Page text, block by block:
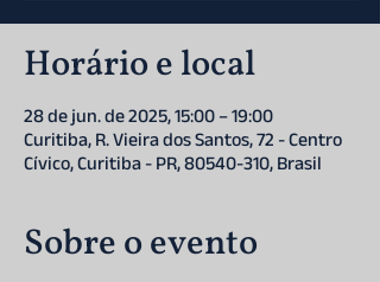
Horário e local
28 de jun. de 2025, 15:00 – 19:00
Curitiba, R. Vieira dos Santos, 72 - Centro
Cívico, Curitiba - PR, 80540-310, Brasil
Sobre o evento